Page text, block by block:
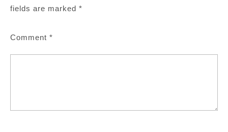
fields are marked *
Comment *